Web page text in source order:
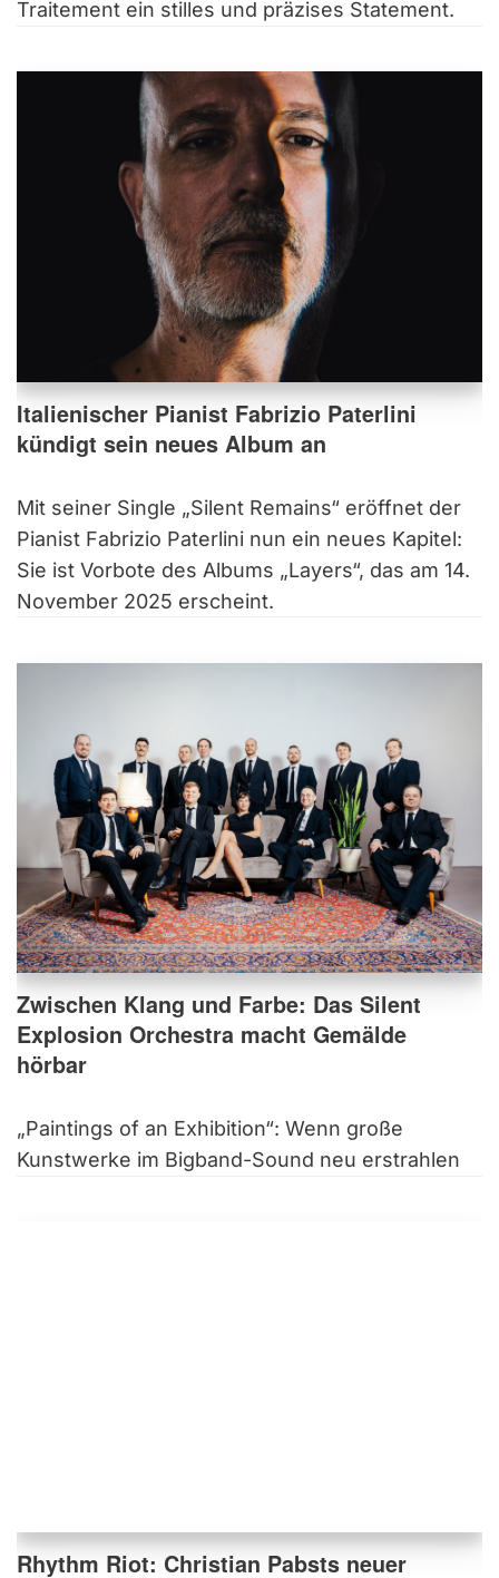
Traitement ein stilles und präzises Statement.
Italienischer Pianist Fabrizio Paterlini
kündigt sein neues Album an
Mit seiner Single „Silent Remains“ eröffnet der
Pianist Fabrizio Paterlini nun ein neues Kapitel:
Sie ist Vorbote des Albums „Layers“, das am 14.
November 2025 erscheint.
Zwischen Klang und Farbe: Das Silent
Explosion Orchestra macht Gemälde
hörbar
„Paintings of an Exhibition“: Wenn große
Kunstwerke im Bigband-Sound neu erstrahlen
Rhythm Riot: Christian Pabsts neuer